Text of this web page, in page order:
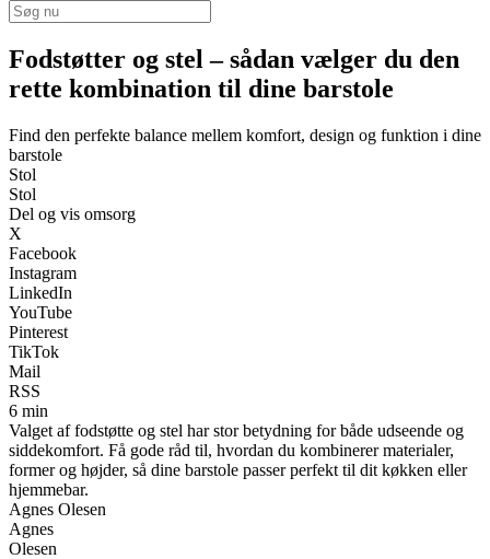
Fodstøtter og stel – sådan vælger du den
rette kombination til dine barstole
Find den perfekte balance mellem komfort, design og funktion i dine
barstole
Stol
Stol
Del og vis omsorg
X
Facebook
Instagram
LinkedIn
YouTube
Pinterest
TikTok
Mail
RSS
6 min
Valget af fodstøtte og stel har stor betydning for både udseende og
siddekomfort. Få gode råd til, hvordan du kombinerer materialer,
former og højder, så dine barstole passer perfekt til dit køkken eller
hjemmebar.
Agnes Olesen
Agnes
Olesen